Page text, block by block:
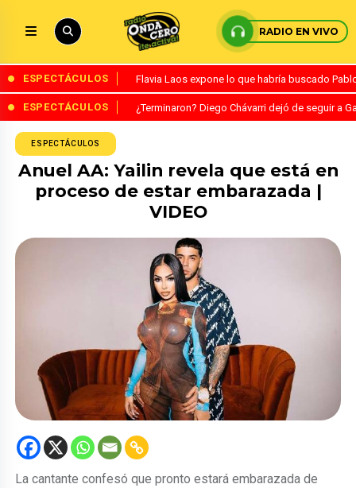
RADIO EN VIVO
ESPECTÁCULOS Flavia Laos expone lo que habría buscado
ESPECTÁCULOS ¿Terminaron? Diego Chávarri dejó de seguir a
ESPECTÁCULOS
Anuel AA: Yailin revela que está en
proceso de estar embarazada |
VIDEO
La cantante confesó que pronto estará embarazada de